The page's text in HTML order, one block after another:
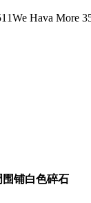
We Hava More
铺白色碎石